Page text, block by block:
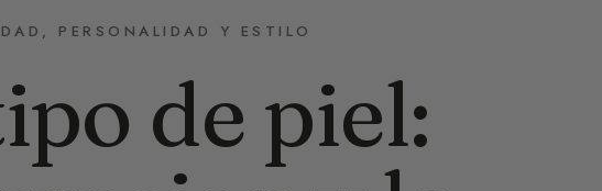
PERSONALIDAD Y ESTILO
de piel: